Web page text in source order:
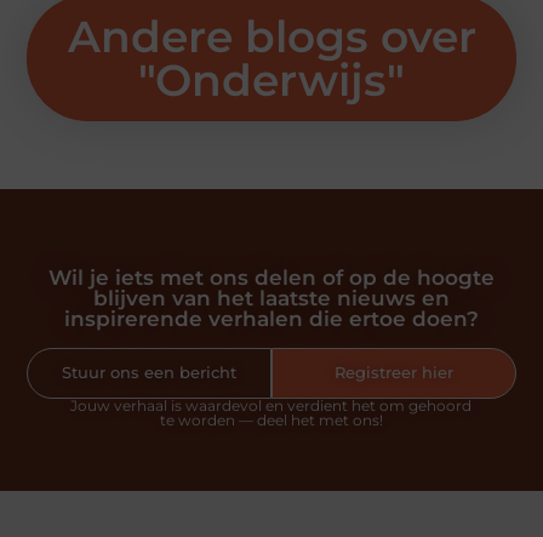
Andere blogs over
"Onderwijs"
Wil je iets met ons delen of op de hoogte
blijven van het laatste nieuws en
inspirerende verhalen die ertoe doen?
Stuur ons een bericht
Registreer hier
Jouw verhaal is waardevol en verdient het om gehoord
te worden — deel het met ons!